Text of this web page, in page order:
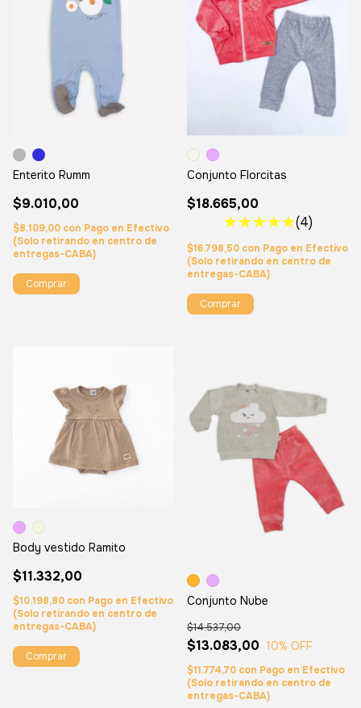
Enterito Rumm
$9.010,00
$8.109,00 con Pago en Efectivo
(Solo retirando en centro de
entregas-CABA)
Comprar
Conjunto Florcitas
$18.665,00
(4)
$16.798,50 con Pago en Efectivo
(Solo retirando en centro de
entregas-CABA)
Comprar
Body vestido Ramito
$11.332,00
$10.198,80 con Pago en Efectivo
(Solo retirando en centro de
entregas-CABA)
Comprar
Conjunto Nube
$13.083,00
$14.537,00
10% OFF
$11.774,70 con Pago en Efectivo
(Solo retirando en centro de
entregas-CABA)